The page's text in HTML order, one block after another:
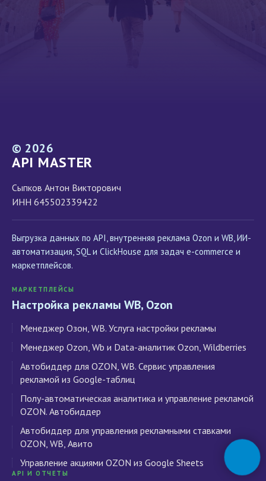
© 2026
API MASTER
Сыпков Антон Викторович
ИНН 645502339422
Выгрузка данных по API, внутренняя реклама Ozon и WB, ИИ-
автоматизация, SQL и ClickHouse для задач e-commerce и
маркетплейсов.
МАРКЕТПЛЕЙСЫ
Настройка рекламы WB, Ozon
Менеджер Озон, WB. Услуга настройки рекламы
Менеджер Ozon, Wb и Data-аналитик Ozon, Wildberries
Автобиддер для OZON, WB. Сервис управления
рекламой из Google-таблиц
Полу-автоматическая аналитика и управление рекламой
OZON. Автобиддер
Автобиддер для управления рекламными ставками
OZON, WB, Авито
Управление акциями OZON из Google Sheets
API И ОТЧЕТЫ